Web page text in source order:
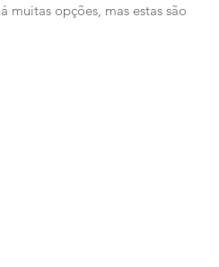
muitas opções, mas estas são